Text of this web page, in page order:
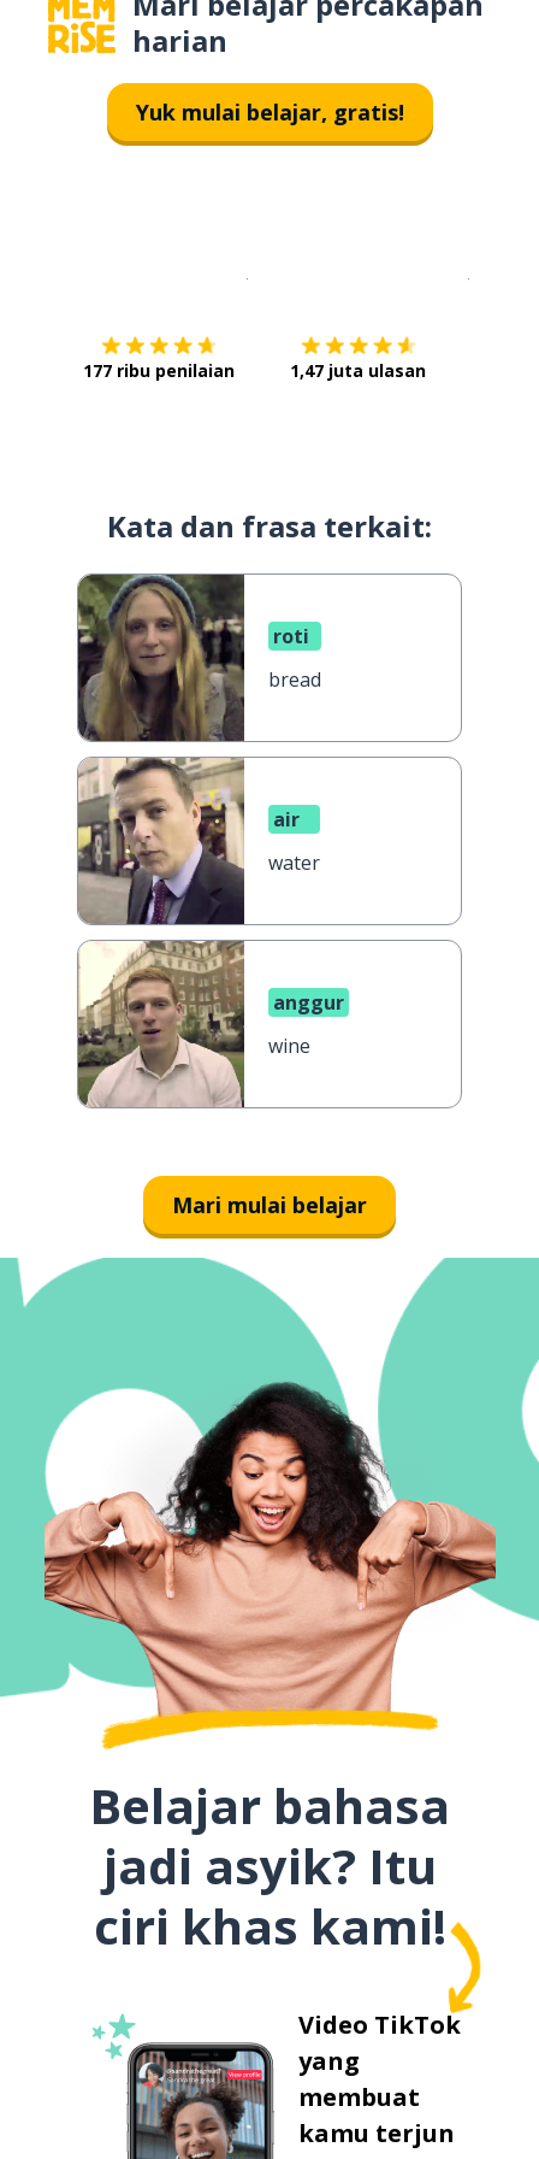
harian
Yuk mulai belajar, gratis!
177 ribu penilaian 1,47 juta ulasan
Kata dan frasa terkait:
roti
bread
air
water
anggur
wine
Mari mulai belajar
Belajar bahasa
jadi asyik? Itu
ciri khas kami!
Video TikTok
yang
membuat
kamu terjun